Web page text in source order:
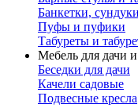
Банкетки,
Пуфы и пуфики
Табуреты и
Мебель для дачи и
Беседки для дачи
Качели садовые
Подвесные кресла